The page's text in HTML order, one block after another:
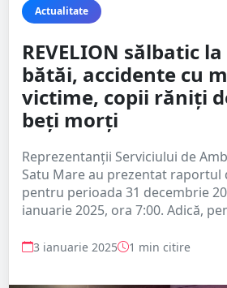
Actualitate
REVELION sălbatic
bătăi, accidente cu
victime, copii răniți
beți morți
Reprezentanții Serviciului de
Satu Mare au prezentat raportul
pentru perioada 31 decembrie
ianuarie 2025, ora 7:00. Adică,
3 ianuarie 2025 1 min citire